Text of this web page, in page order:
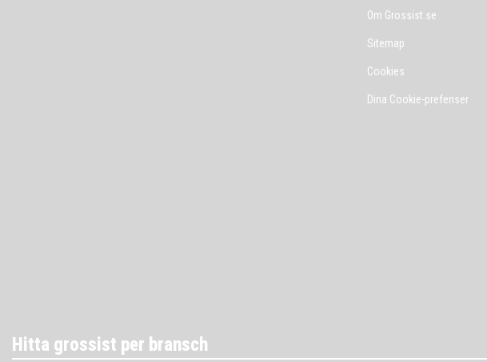
Om Grossist.se
Sitemap
Cookies
Dina Cookie-prefenser
Hitta grossist per bransch